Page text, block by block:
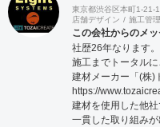
東京都渋谷区本町1-21-
店舗デザイン
施工管理
この会社からのメ
社歴26年なります
施工までトータル
建材メーカー「(株)
https://
建材を使用した他
一貫した取り組み